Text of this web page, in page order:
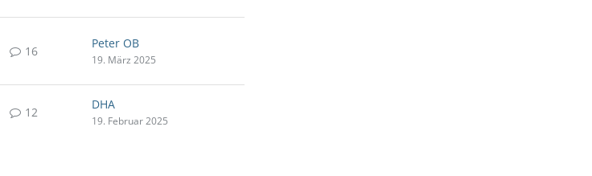
16
Peter OB
19. März 2025
12
DHA
19. Februar 2025